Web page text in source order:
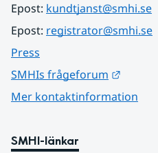
Epost: kundtjanst@smhi.se
Epost: registrator@smhi.se
Press
SMHIs frågeforum
Mer kontaktinformation
SMHI-länkar